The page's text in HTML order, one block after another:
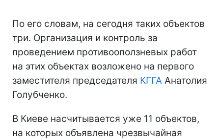
По его словам, на сегодня таких объектов
три. Организация и контроль за
проведением противооползневых работ
на этих объектах возложено на первого
заместителя председателя КГГА Анатолия
Голубченко.
В Киеве насчитывается уже 11 объектов,
на которых объявлена чрезвычайная